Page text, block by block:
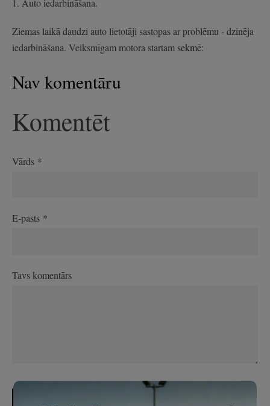
1. Auto iedarbināšana.
Ziemas laikā daudzi auto lietotāji sastopas ar problēmu - dzinēja
iedarbināšana. Veiksmīgam motora startam sekmē:
Nav komentāru
Komentēt
Vārds *
E-pasts *
Tavs komentārs